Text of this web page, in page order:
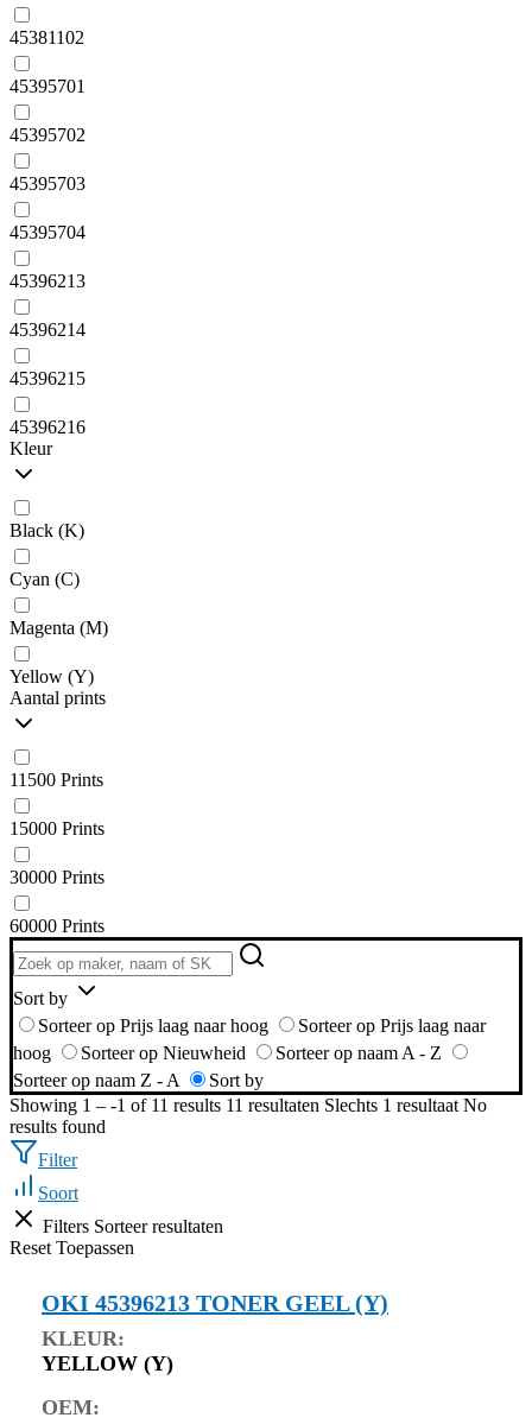
45381102
45395701
45395702
45395703
45395704
45396213
45396214
45396215
45396216
Kleur
Black (K)
Cyan (C)
Magenta (M)
Yellow (Y)
Aantal prints
11500 Prints
15000 Prints
30000 Prints
60000 Prints
Sort by
Sorteer op Prijs laag naar hoog
Sorteer op Prijs laag naar
hoog
Sorteer op Nieuwheid
Sorteer op naam A - Z
Sorteer op naam Z - A
Sort by
Showing 1 – -1 of 11 results 11 resultaten Slechts 1 resultaat No
results found
Filter
Soort
Filters Sorteer resultaten
Reset Toepassen
OKI 45396213 TONER GEEL (Y)
KLEUR:
YELLOW (Y)
OEM: